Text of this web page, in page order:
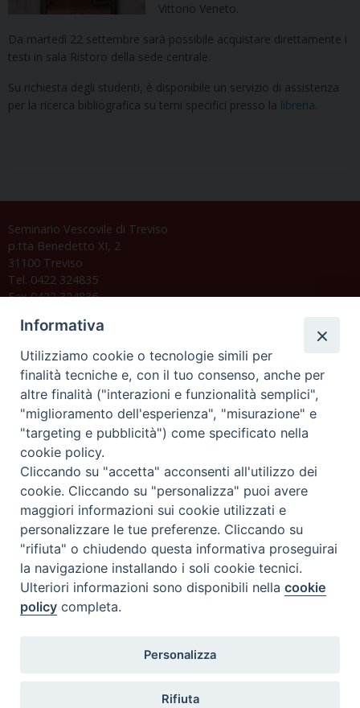
Vittorio Veneto.
Da martedì 22 settembre sarà possibile acquistare direttamente i
testi in sala Ristoro della sede centrale.
Su richiesta degli studenti, è disponibile un servizio di assistenza
per la ricerca bibliografica su temi specifici presso la libreria.
Seminario Vescovile di Treviso
p.tta Benedetto XI, 2
31100 Treviso
Tel. 0422 324835
Fax 0422 324836
C.F. 94004060268
Orario di segreteria
Lunedì 17.30-19.30
Martedì 17.30-19.30
Mercoledì 17.30-19.30
Giovedì 17.30-19.30
Venerdì chiuso
Sabato 9.30-11.30
Privacy e sicurezza
Informativa
Utilizziamo cookie o tecnologie simili per
finalità tecniche e, con il tuo consenso, anche per
altre finalità ("interazioni e funzionalità semplici",
"miglioramento dell'esperienza", "misurazione" e
"targeting e pubblicità") come specificato nella
cookie policy.
Cliccando su "accetta" acconsenti all'utilizzo dei
cookie. Cliccando su "personalizza" puoi avere
maggiori informazioni sui cookie utilizzati e
personalizzare le tue preferenze. Cliccando su
"rifiuta" o chiudendo questa informativa proseguirai
la navigazione installando i soli cookie tecnici.
Ulteriori informazioni sono disponibili nellacookie
policy completa.
Personalizza
Rifiuta